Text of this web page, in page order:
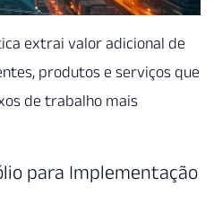
extrai valor adicional de
produtos e serviços que
de trabalho mais
para Implementação